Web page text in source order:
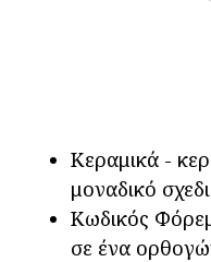
Κεραμικά -
μοναδικό
Κωδικός
σε ένα